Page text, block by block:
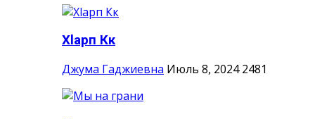
Хlарп Кк
Джума Гаджиевна Июль 8, 2024 2481